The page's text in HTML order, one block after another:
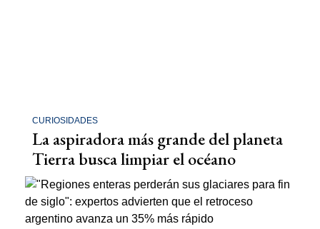
CURIOSIDADES
La aspiradora más grande del planeta
Tierra busca limpiar el océano